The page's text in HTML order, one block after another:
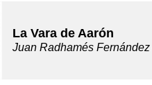
La Vara de Aarón
Juan Radhamés Fernández